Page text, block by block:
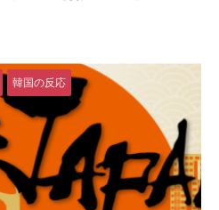
韓国の反応